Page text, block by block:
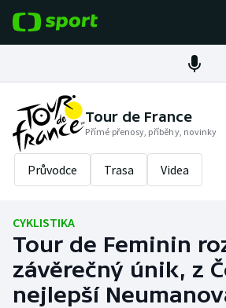
Fotbal
Hokej
Tenis
Cyklistika
DALŠÍ SPORTY
Tour de France
Přímé přenosy, příběhy, novinky
Průvodce Trasa Videa
CYKLISTIKA
Tour de Feminin
závěrečný únik, z
nejlepší